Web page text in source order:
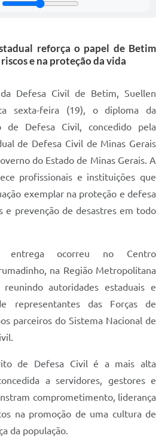
reforça o papel de Betim
e na proteção da vida
Defesa Civil de Betim, Suellen
sexta-feira (19), o diploma da
de Defesa Civil, concedido pela
de Defesa Civil de Minas Gerais
do Estado de Minas Gerais. A
profissionais e instituições que
exemplar na proteção e defesa
e prevenção de desastres em todo
ocorreu no Centro
na Região Metropolitana
autoridades estaduais e
representantes das Forças de
parceiros do Sistema Nacional de
de Defesa Civil é a mais alta
a servidores, gestores e
comprometimento, liderança
na promoção de uma cultura de
da população.